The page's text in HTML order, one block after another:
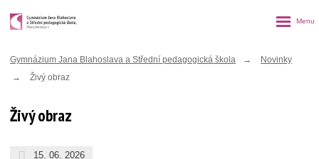
Gymnázium Jana Blahoslava a Střední pedagogická škola
Novinky
Živý obraz
Živý obraz
15. 06. 2026